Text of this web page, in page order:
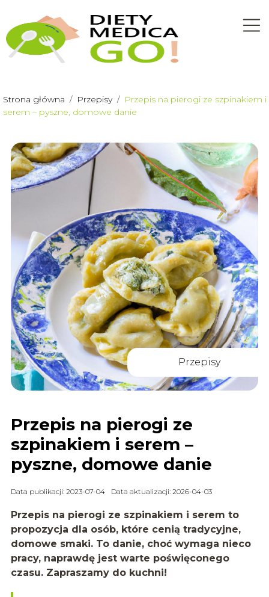
Strona główna / Przepisy / Przepis na pierogi ze szpinakiem i
serem – pyszne, domowe danie
Przepisy
Przepis na pierogi ze
szpinakiem i serem –
pyszne, domowe danie
Data publikacji: 2023-07-04 Data aktualizacji: 2026-04-03
Przepis na pierogi ze szpinakiem i serem to
propozycja dla osób, które cenią tradycyjne,
domowe smaki. To danie, choć wymaga nieco
pracy, naprawdę jest warte poświęconego
czasu. Zapraszamy do kuchni!